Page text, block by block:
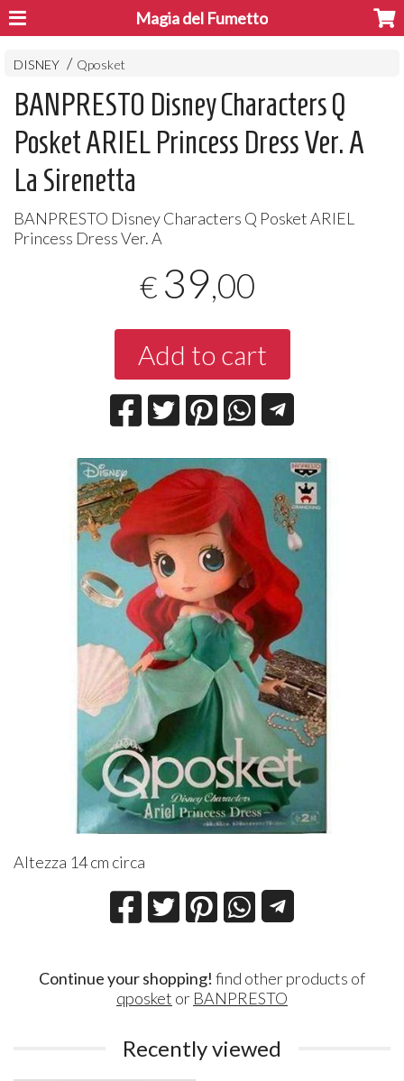
Magia del Fumetto
DISNEY Qposket
BANPRESTO Disney Characters Q
Posket ARIEL Princess Dress Ver. A
La Sirenetta
BANPRESTO Disney Characters Q PosketARIEL
Princess Dress Ver. A
€ 39,00
Add to cart
Altezza 14 cm circa
Continue your shopping! find other products of
qposket or BANPRESTO
Recently viewed